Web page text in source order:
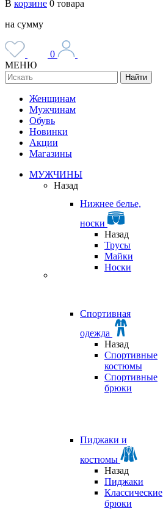
В корзине 0 товара
на сумму
0
МЕНЮ
Найти
Женщинам
Мужчинам
Обувь
Новинки
Акции
Магазины
МУЖЧИНЫ
Назад
Нижнее белье,
носки
Назад
Трусы
Майки
Носки
Спортивная
одежда
Назад
Спортивные
костюмы
Спортивные
брюки
Пиджаки и
костюмы
Назад
Пиджаки
Классические
брюки